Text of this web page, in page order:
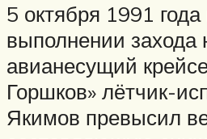
5 октября 1991 года
выполнении захода
авианесущий
Горшков» лётчик-
Якимов превысил